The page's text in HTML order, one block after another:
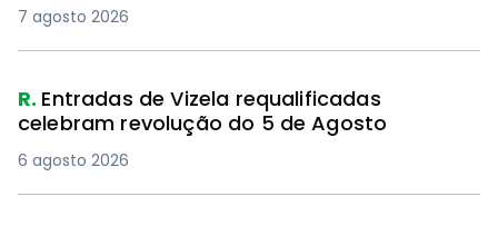
7 agosto 2026
R. Entradas de Vizela requalificadas
celebram revolução do 5 de Agosto
6 agosto 2026